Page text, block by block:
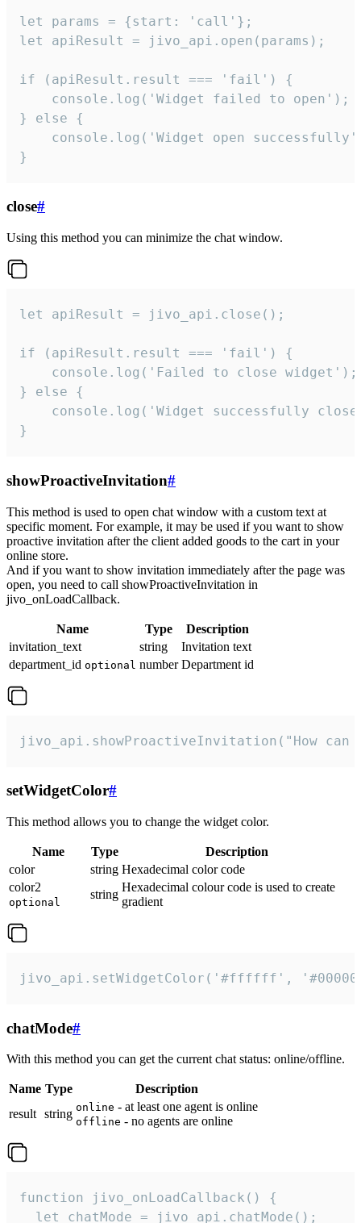
let params = {start: 'call'};
let apiResult = jivo_api.open(params);
if (apiResult.result === 'fail') {
    console.log('Widget failed to open');
} else {
console.log('Widget open
}
close#
Using this method you can minimize the chat window.
let apiResult = jivo_api.close();
if (apiResult.result === 'fail') {
    console.log('Failed to close widget');
} else {
console.log('Widget successfully
}
showProactiveInvitation#
This method is used to open chat window with a custom text at
specific moment. For example, it may be used if you want to show
proactive invitation after the client added goods to the cart in your
online store.
And if you want to show invitation immediately after the page was
open, you need to call showProactiveInvitation in
jivo_onLoadCallback.
Name Type
Description
invitation_text
string
Invitation text
department_id optional number Department id
jivo_api.showProactiveInvitation("How
setWidgetColor#
This method allows you to change the widget color.
Name Type
Description
color
string Hexadecimal color code
color2
optional
string
Hexadecimal colour code is used to create
gradient
jivo_api.setWidgetColor('#ffffff',
chatMode#
With this method you can get the current chat status: online/offline.
Name Type
Description
result string online - at least one agent is online
offline - no agents are online
function jivo_onLoadCallback() {
  let chatMode = jivo_api.chatMode();